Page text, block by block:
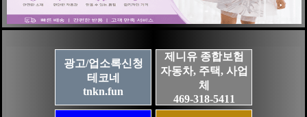
광고/업소록신청
테코네
tnkn.fun
제니유 종합보험
자동차, 주택, 사업
체
469-318-5411